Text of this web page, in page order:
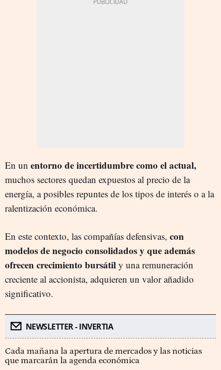
En un entorno de incertidumbre como el actual,
muchos sectores quedan expuestos al precio de la
energía, a posibles repuntes de los tipos de interés o a la
ralentización económica.
En este contexto, las compañías defensivas, con
modelos de negocio consolidados y que además
ofrecen crecimiento bursátil y una remuneración
creciente al accionista, adquieren un valor añadido
significativo.
NEWSLETTER - INVERTIA
Cada mañana la apertura de mercados y las noticias
que marcarán la agenda económica